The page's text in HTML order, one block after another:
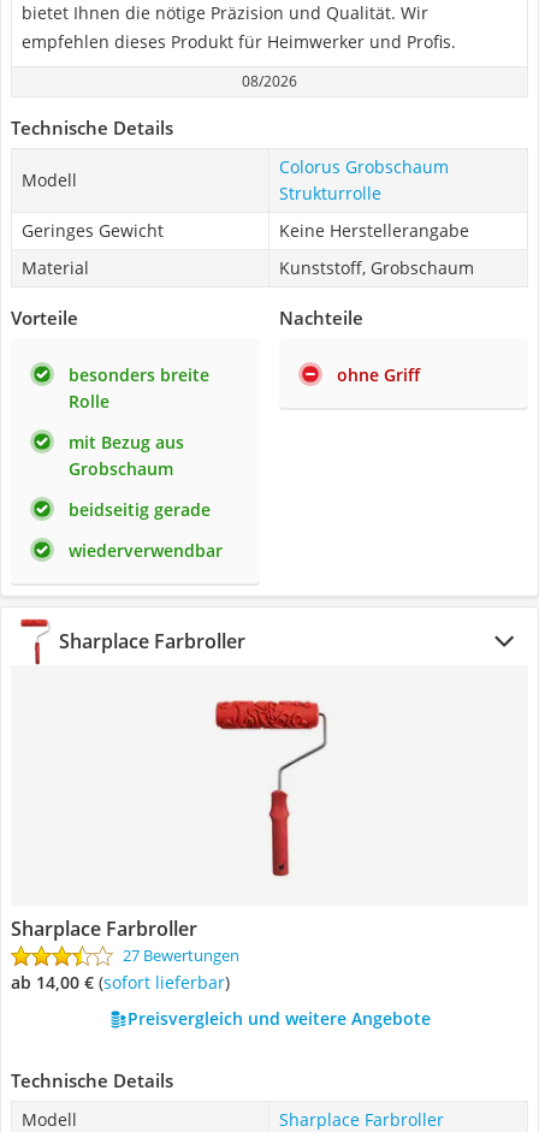
bietet Ihnen die nötige Präzision und Qualität. Wir
empfehlen dieses Produkt für Heimwerker und Profis.
08/2026
Technische Details
Modell
Colorus Grobschaum
Strukturrolle
Geringes Gewicht
Keine Herstellerangabe
Material
Kunststoff, Grobschaum
Vorteile
besonders breite
Rolle
mit Bezug aus
Grobschaum
beidseitig gerade
wiederverwendbar
Nachteile
ohne Griff
Sharplace Farbroller
Sharplace Farbroller
27 Bewertungen
ab 14,00 € ( Sofort lieferbar)
Preisvergleich und weitere Angebote
Technische Details
Modell
Sharplace Farbroller